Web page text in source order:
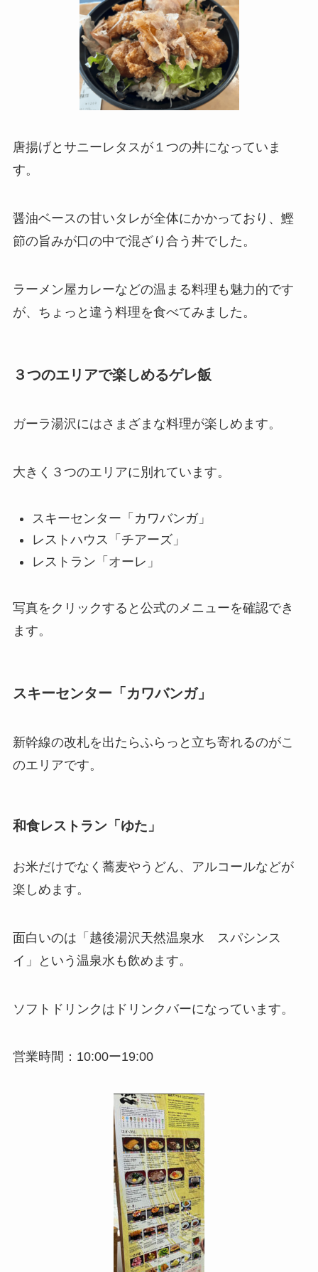
唐揚げとサニーレタスが１つの丼になっていま
す。
醤油ベースの甘いタレが全体にかかっており、鰹
節の旨みが口の中で混ざり合う丼でした。
ラーメン屋カレーなどの温まる料理も魅力的です
が、ちょっと違う料理を食べてみました。
３つのエリアで楽しめるゲレ飯
ガーラ湯沢にはさまざまな料理が楽しめます。
大きく３つのエリアに別れています。
スキーセンター「カワバンガ」
レストハウス「チアーズ」
レストラン「オーレ」
写真をクリックすると公式のメニューを確認でき
ます。
スキーセンター「カワバンガ」
新幹線の改札を出たらふらっと立ち寄れるのがこ
のエリアです。
和食レストラン「ゆた」
お米だけでなく蕎麦やうどん、アルコールなどが
楽しめます。
面白いのは「越後湯沢天然温泉水 スパシンス
イ」という温泉水も飲めます。
ソフトドリンクはドリンクバーになっています。
営業時間：10:00ー19:00